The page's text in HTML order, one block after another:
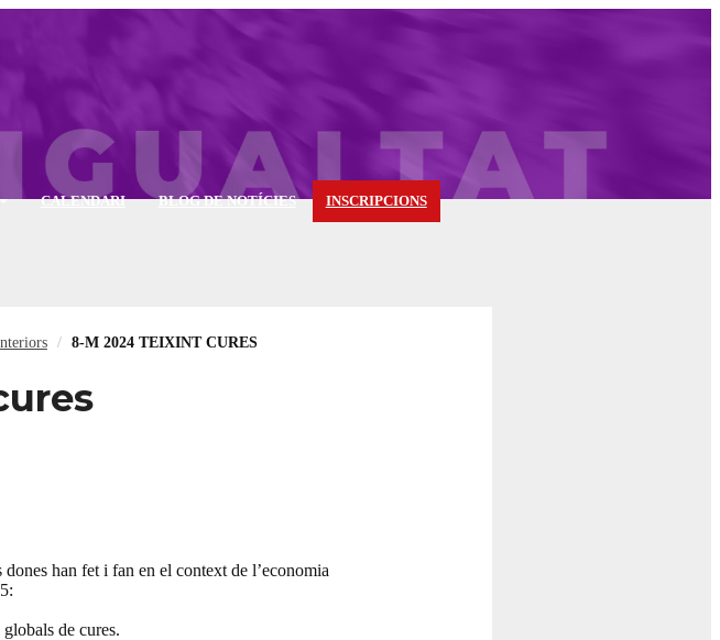
CALENDARI BLOG DE NOTÍCIES INSCRIPCIONS
8-M 2024 TEIXINT CURES
han fet i fan en el context de l’economia
de cures.